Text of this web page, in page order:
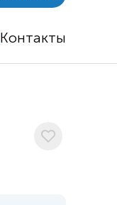
Контакты